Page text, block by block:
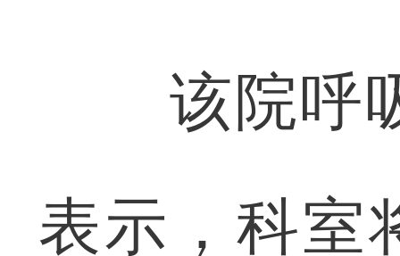
该院呼吸
表示，科室